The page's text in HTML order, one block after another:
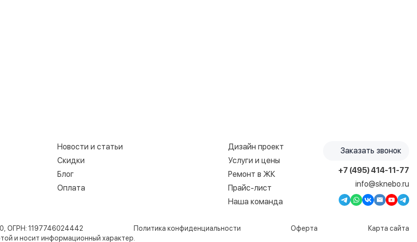
Новости и статьи
Скидки
Блог
Оплата
Дизайн проект
Услуги и цены
Ремонт в ЖК
Прайс-лист
Наша команда
Заказать звонок
+7 (495) 414-11-77
info@sknebo.ru
ОГРН: 1197746024442 Политика конфиденциальности Оферта
Карта сайта
и носит информационный характер.